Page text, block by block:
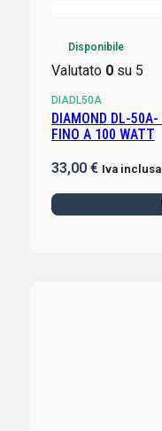
Disponibile
Valutato 0su 5
DIADL50A
DIAMOND DL-50A- CARICO FITTIZIO A SECCO 0-1000 MHz
FINO A 100 WATT
33,00 € Iva inclusa